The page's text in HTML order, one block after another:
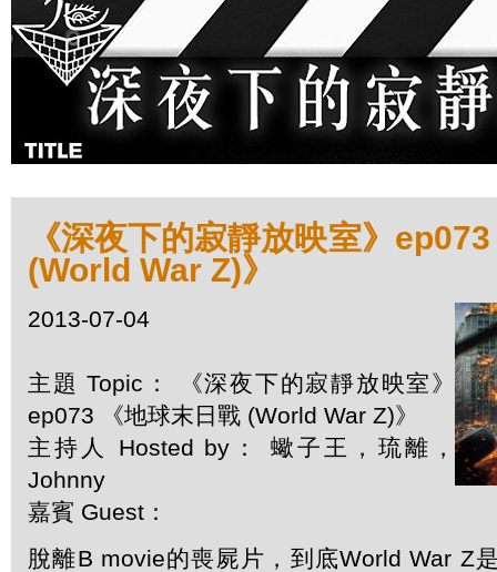
《深夜下的寂靜放映室》
(World War Z)》
2013-07-04
主題 Topic： 《深夜下的寂靜放映室》
ep073 《地球末日戰 (World War Z)》
主持人 Hosted by： 蠍子王，琉離，
Johnny
嘉賓 Guest：
脫離B movie的喪屍片，到底World War Z